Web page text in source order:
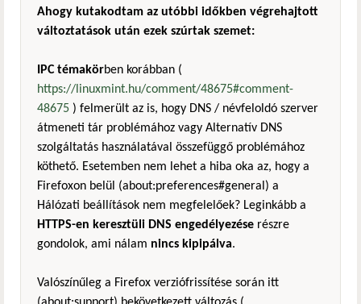
Ahogy kutakodtam az utóbbi időkben végrehajtott
változtatások után ezek szúrtak szemet:
IPC témakörben korábban (
https://linuxmint.hu/comment/48675#comment-
48675 ) felmerült az is, hogy DNS / névfeloldó szerver
átmeneti tár problémához vagy Alternatív DNS
szolgáltatás használatával összefüggő problémához
köthető. Esetemben nem lehet a hiba oka az, hogy a
Firefoxon belül (about:preferences#general) a
Hálózati beállítások nem megfelelőek? Leginkább a
HTTPS-en keresztüli DNS engedélyezése részre
gondolok, ami nálam nincs kipipálva.
Valószínűleg a Firefox verziófrissítése során itt